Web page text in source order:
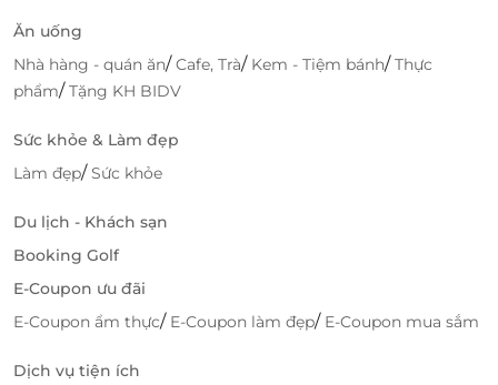
dưỡng ấn tượng, thú vị.
Phòng gym được đầu tư trang thiết bị hiện đại, đa dạng giúp du
Ăn uống
Nhà hàng - quán ăn/Cafe, Trà/ Kem - Tiệm bánh/Thực
phẩm/Tặng KH BIDV
Sức khỏe & Làm đẹp
Làm đẹp/Sức khỏe
Du lịch - Khách sạn
Booking Golf
E-Coupon ưu đãi
E-Coupon ẩm thực/ E-Coupon làm đẹp/ E-Coupon mua sắm
Dịch vụ tiện ích